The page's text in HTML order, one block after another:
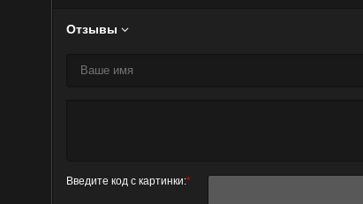
Отзывы 
Введите код с картинки:*